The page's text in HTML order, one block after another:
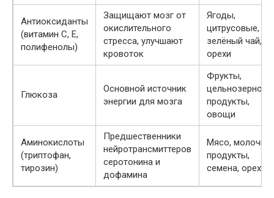
Антиоксиданты
(витамин C, Е,
полифенолы)
Защищают мозг от
окислительного
стресса, улучшают
кровоток
Ягоды,
цитрусовые,
зелёный чай,
орехи
Глюкоза
Основной источник
энергии для мозга
Фрукты,
продукты,
овощи
Аминокислоты
(триптофан,
тирозин)
Предшественники
нейротрансмиттеров
серотонина и
дофамина
Мясо,
продукты,
семена, орехи